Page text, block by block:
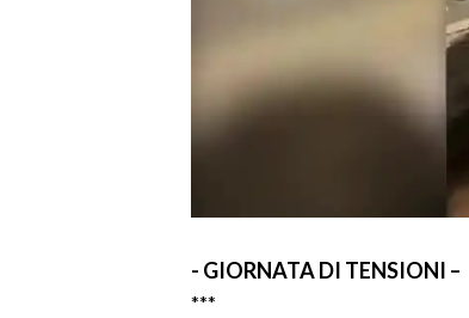
- GIORNATA DI TENSIONI –
***